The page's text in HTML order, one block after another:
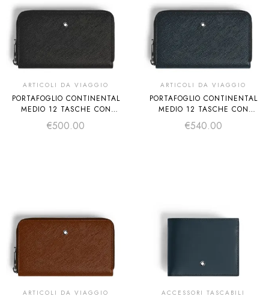
ARTICOLI DA VIAGGIO
PORTAFOGLIO CONTINENTAL
MEDIO 12 TASCHE CON
CERNIERA IN PELLE SARTORIAL
€500.00
ARTICOLI DA VIAGGIO
PORTAFOGLIO CONTINENTAL
MEDIO 12 TASCHE CON
CERNIERA IN PELLE SARTORIAL
€540.00
ARTICOLI DA VIAGGIO ACCESSORI TASCABILI